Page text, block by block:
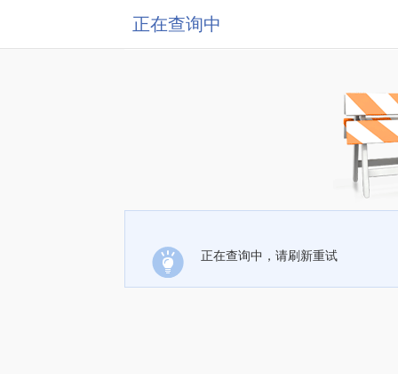
正在查询中
正在查询中，请刷新重试